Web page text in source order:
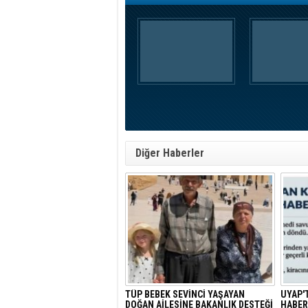
Diğer Haberler
TÜP BEBEK SEVİNCİ YAŞAYAN
DOĞAN AİLESİNE BAKANLIK DESTEĞİ